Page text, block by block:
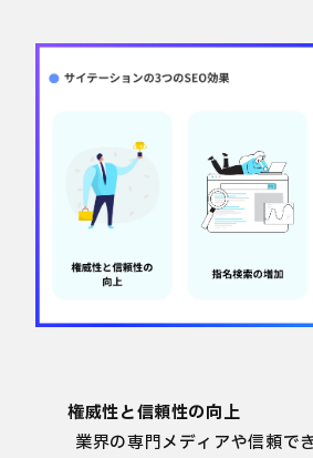
権威性と信頼性の向上
業界の専門メディアや信頼で